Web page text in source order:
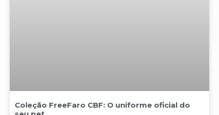
Coleção FreeFaro CBF: O uniforme oficial do